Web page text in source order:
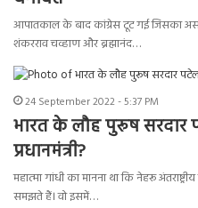
आपातकाल के बाद कांग्रेस टूट गई जिसका असर
शंकरराव चव्हाण और ब्रह्मानंद…
24 September 2022 - 5:37 PM
भारत के लौह पुरूष सरदार
प्रधानमंत्री?
महात्मा गांधी का मानना था कि नेहरू
समझते हैं। वो इसमें…